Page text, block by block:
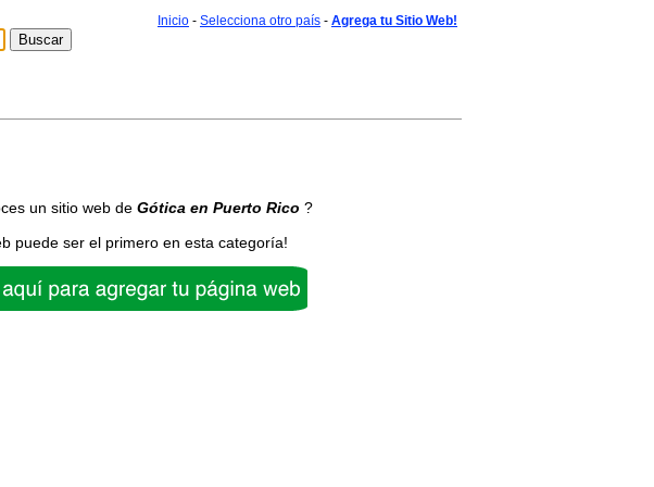
Inicio - Selecciona otro país - Agrega tu Sitio Web!
un sitio web de Gótica en Puerto Rico ?
puede ser el primero en esta categoría!